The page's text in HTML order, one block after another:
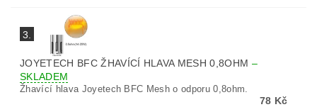
3.
JOYETECH BFC ŽHAVÍCÍ HLAVA MESH 0,8OHM –
SKLADEM
Žhavící hlava Joyetech BFC Mesh o odporu 0,8ohm.
78 Kč